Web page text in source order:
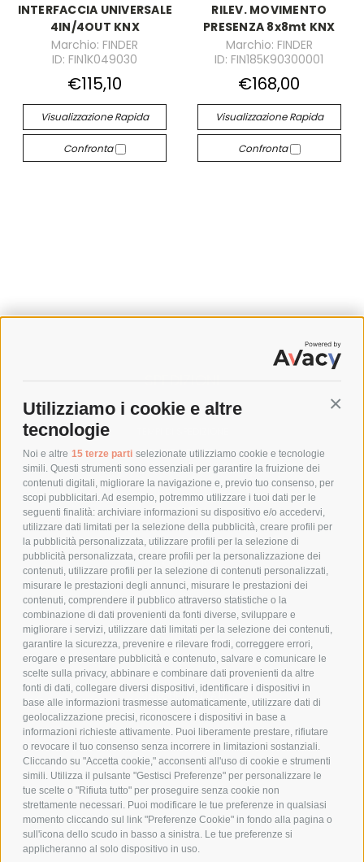
Utilizziamo i cookie e altre
tecnologie
Noi e altre 15 terze parti selezionate utilizziamo cookie e tecnologie
simili. Questi strumenti sono essenziali per garantire la fruizione dei
contenuti digitali, migliorare la navigazione e, previo tuo consenso, per
scopi pubblicitari. Ad esempio, potremmo utilizzare i tuoi dati per le
seguenti finalità: archiviare informazioni su dispositivo e/o accedervi,
utilizzare dati limitati per la selezione della pubblicità, creare profili per
la pubblicità personalizzata, utilizzare profili per la selezione di
pubblicità personalizzata, creare profili per la personalizzazione dei
contenuti, utilizzare profili per la selezione di contenuti personalizzati,
misurare le prestazioni degli annunci, misurare le prestazioni dei
contenuti, comprendere il pubblico attraverso statistiche o la
combinazione di dati provenienti da fonti diverse, sviluppare e
migliorare i servizi, utilizzare dati limitati per la selezione dei contenuti,
garantire la sicurezza, prevenire e rilevare frodi, correggere errori,
erogare e presentare pubblicità e contenuto, salvare e comunicare le
scelte sulla privacy, abbinare e combinare dati provenienti da altre
fonti di dati, collegare diversi dispositivi, identificare i dispositivi in
base alle informazioni trasmesse automaticamente, utilizzare dati di
geolocalizzazione precisi, riconoscere i dispositivi in base a
informazioni richieste attivamente. Puoi liberamente prestare, rifiutare
o revocare il tuo consenso senza incorrere in limitazioni sostanziali.
Cliccando su "Accetta cookie," acconsenti all'uso di cookie e strumenti
simili. Utilizza il pulsante "Gestisci Preferenze" per personalizzare le
tue scelte o "Rifiuta tutto" per proseguire senza cookie non
strettamente necessari. Puoi modificare le tue preferenze in qualsiasi
momento cliccando sul link "Preferenze Cookie" in fondo alla pagina o
sull'icona dello scudo in basso a sinistra. Le tue preferenze si
applicheranno al solo dispositivo in uso.
INTERFACCIA UNIVERSALE
4IN/4OUT KNX
Marchio: FINDER
ID: FIN1K049030
€115,10
Visualizzazione Rapida
Confronta
RILEV. MOVIMENTO
PRESENZA 8x8mt KNX
Marchio: FINDER
ID: FIN185K90300001
€168,00
Visualizzazione Rapida
Confronta
SPEDIZIONI
COSTI DI SPEDIZIONE
POLITICA DI RESO
POLICY
PRIVACY POLICY
COOKIE POLICY
PAGAMENTI SICURI
AZIENDA
CHI SIAMO
MARCHI TRATTATI
CONDOMINI
Bonifico
Bancario